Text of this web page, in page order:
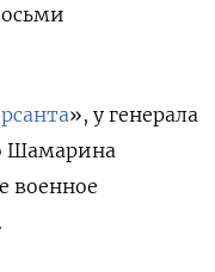
», у генерала
Шамарина
военное